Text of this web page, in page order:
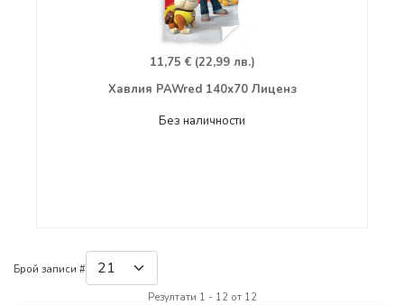
11,75 € (22,99 лв.)
Хавлия PAWred 140х70 Лиценз
Без наличности
Брой записи #
Резултати 1 - 12 от 12